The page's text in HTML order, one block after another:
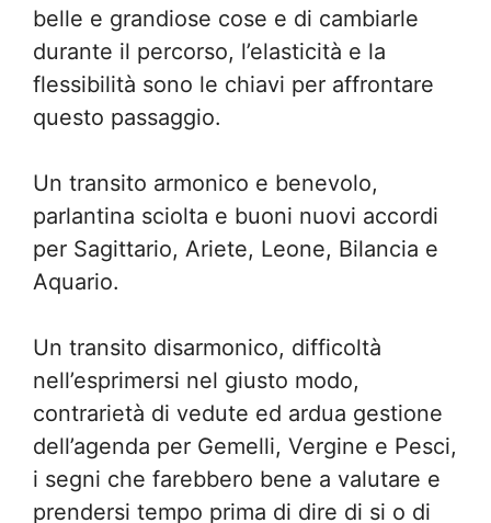
belle e grandiose cose e di cambiarle
durante il percorso, l’elasticità e la
flessibilità sono le chiavi per affrontare
questo passaggio.
Un transito armonico e benevolo,
parlantina sciolta e buoni nuovi accordi
per Sagittario, Ariete, Leone, Bilancia e
Aquario.
Un transito disarmonico, difficoltà
nell’esprimersi nel giusto modo,
contrarietà di vedute ed ardua gestione
dell’agenda per Gemelli, Vergine e Pesci,
i segni che farebbero bene a valutare e
prendersi tempo prima di dire di si o di